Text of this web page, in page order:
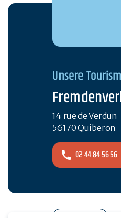
Unsere
14 rue de Verdun
56170 Quiberon
02 44 84 56 56